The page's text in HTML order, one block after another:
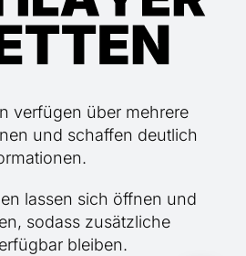
verfügen über mehrere
und schaffen deutlich
lassen sich öffnen und
sodass zusätzliche
bleiben.